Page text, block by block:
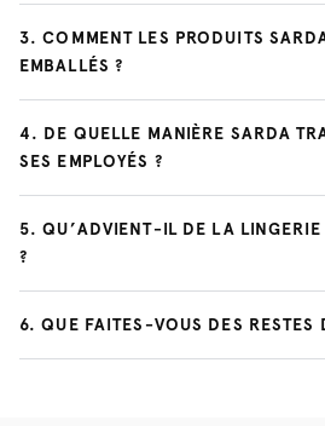
3.COMMENT LES PRODUITS
EMBALLÉS ?
4. DE QUELLE MANIÈRE SARDA
SES EMPLOYÉS ?
5.QU’ADVIENT-IL DE LA
?
6.QUE FAITES-VOUS DES RESTES